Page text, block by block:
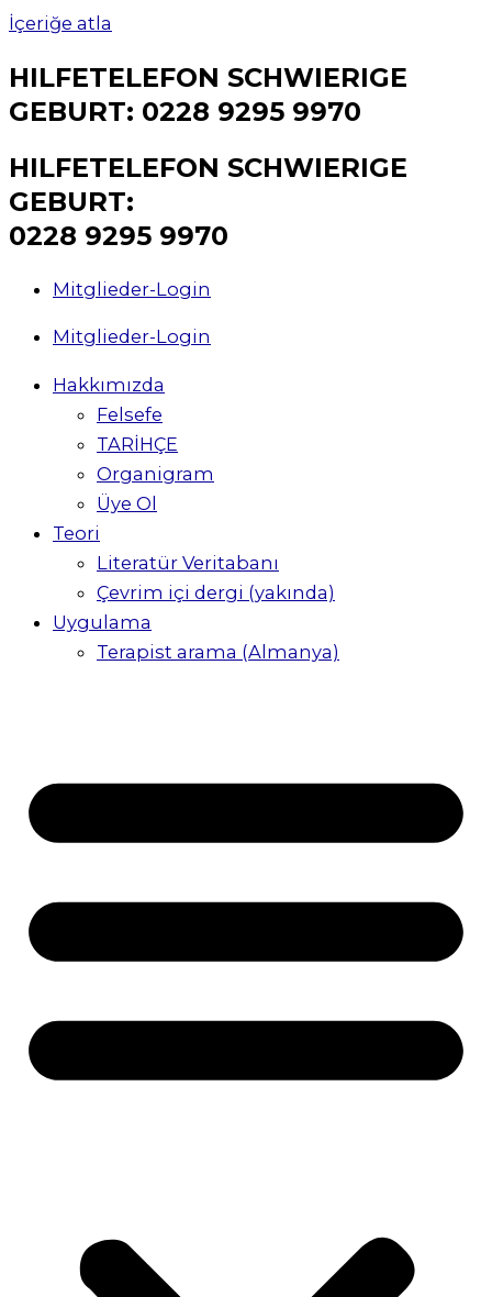
İçeriğe atla
HILFETELEFON SCHWIERIGE
GEBURT: 0228 9295 9970
HILFETELEFON SCHWIERIGE
GEBURT:
0228 9295 9970
Mitglieder-Login
Mitglieder-Login
Hakkımızda
Felsefe
TARİHÇE
Organigram
Üye Ol
Teori
Literatür Veritabanı
Çevrim içi dergi (yakında)
Uygulama
Terapist arama (Almanya)